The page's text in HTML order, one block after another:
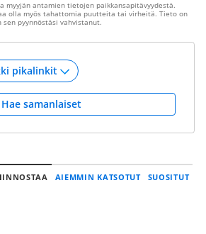
myyjän antamien tietojen paikkansapitävyydestä.
olla myös tahattomia puutteita tai virheitä. Tieto on
pyynnöstäsi vahvistanut.
Hae samanlaiset
AIEMMIN KATSOTUT SUOSITUT